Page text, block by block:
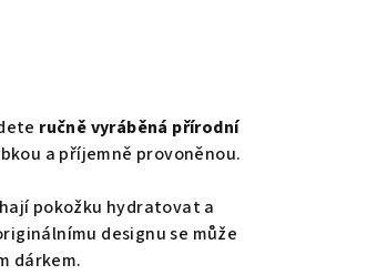
ručně vyráběná přírodní
a příjemně provoněnou.
pokožku hydratovat a
designu se může
dárkem.